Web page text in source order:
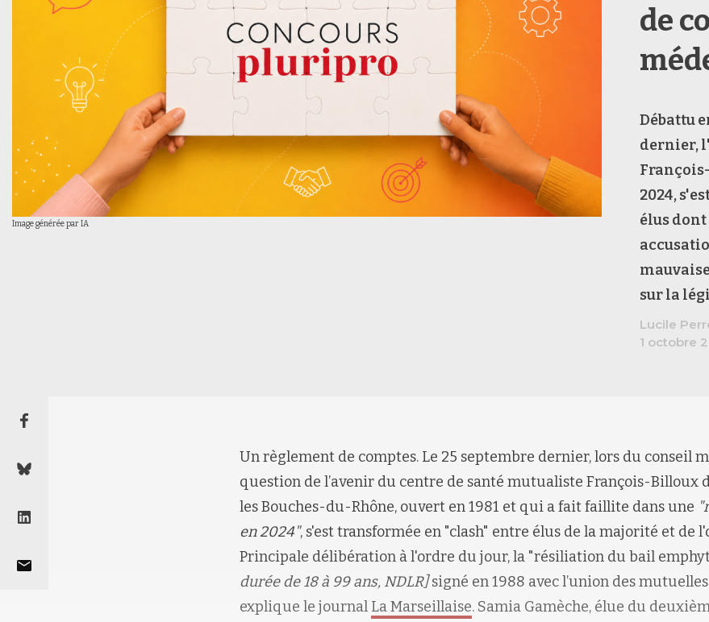
Image générée par IA
de
Débattu
dernier,
2024,
élus
sur la
Lucile
1 octobre
Un règlement de comptes. Le 25 septembre dernier, lors du conseil
question de l’avenir du centre de santé mutualiste François-Billoux
les Bouches-du-Rhône, ouvert en 1981 et qui a fait faillite dans une
en 2024", s'est transformée en "clash" entre élus de la majorité et de
Principale délibération à l'ordre du jour, la "résiliation du bail
durée de 18 à 99 ans, NDLR]signé en 1988 avec l’union des
explique le journal La Marseillaise. Samia Gamèche, élue du